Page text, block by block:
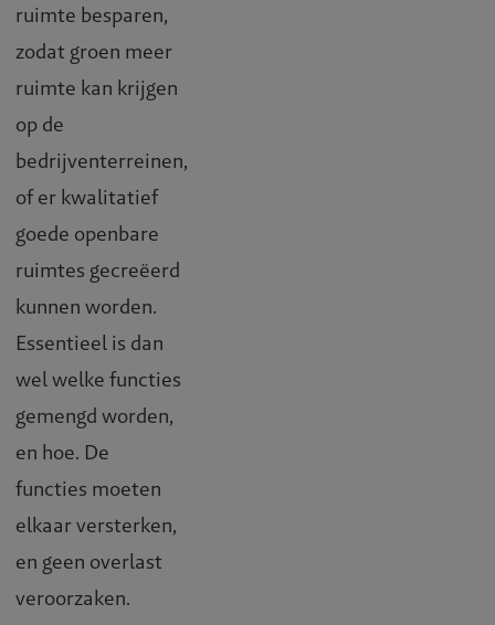
ruimte besparen,
zodat groen meer
ruimte kan krijgen
op de
bedrijventerreinen,
of er kwalitatief
goede openbare
ruimtes gecreëerd
kunnen worden.
Essentieel is dan
wel welke functies
gemengd worden,
en hoe. De
functies moeten
elkaar versterken,
en geen overlast
veroorzaken.